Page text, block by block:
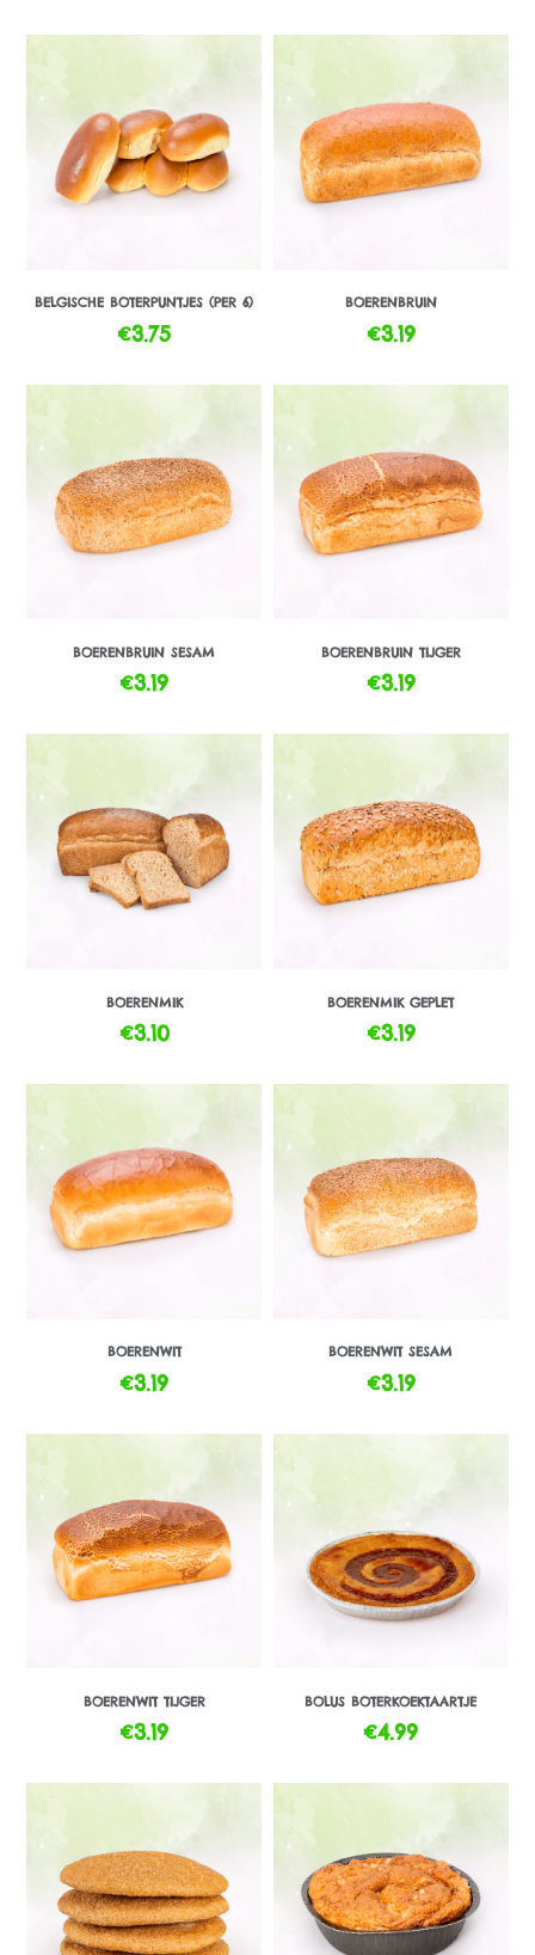
BELGISCHE BOTERPUNTJES (PER 6)
€3.75
BOERENBRUIN
€3.19
BOERENBRUIN SESAM
€3.19
BOERENBRUIN TIJGER
€3.19
BOERENMIK
€3.10
BOERENMIK GEPLET
€3.19
BOERENWIT
€3.19
BOERENWIT SESAM
€3.19
BOERENWIT TIJGER
€3.19
BOLUS BOTERKOEKTAARTJE
€4.99